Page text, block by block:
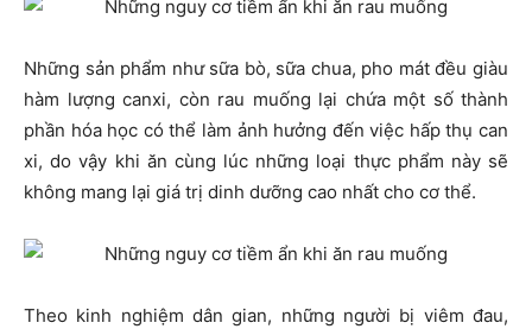
Những sản phẩm như sữa bò, sữa chua, pho mát đều giàu
hàm lượng canxi, còn rau muống lại chứa một số thành
phần hóa học có thể làm ảnh hưởng đến việc hấp thụ can
xi, do vậy khi ăn cùng lúc những loại thực phẩm này sẽ
không mang lại giá trị dinh dưỡng cao nhất cho cơ thể.
Theo kinh nghiệm dân gian, những người bị viêm đau,